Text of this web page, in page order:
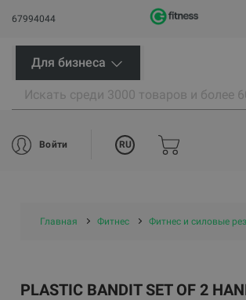
67994044
Для бизнеса
Войти RU
Главная Фитнес Фитнес и силовые
PLASTIC BANDIT SET OF 2